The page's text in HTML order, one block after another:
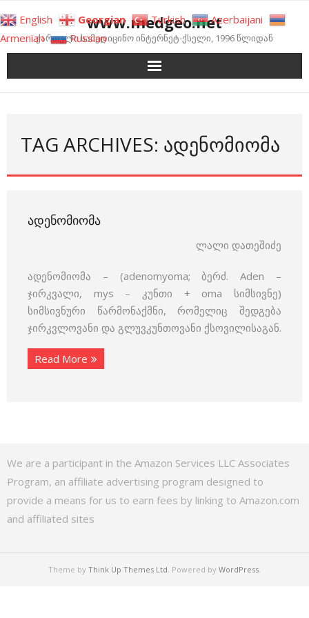
to
content
www.medgeo.net
ქართული სამედიცინო ინტერნეტ-ქსელი, 1996 წლიდან
TAG ARCHIVES: ᲐᲓᲔᲜᲝᲛᲘᲝᲛᲐ
ᲐᲓᲔᲜᲝᲛᲘᲝᲛᲐ
ლალი დათეშიძე
ადენომიომა – (adenomyoma; ბერძ. Aden –
ჯირკვალი, mys – კუნთი + oma სიმსივნე)
სიმსივნური წარმონაქმნი, რომელიც შედგება
ჯირკვლოვანი და გლუვკუნთოვანი ქსოვილისაგან.
Read More
We are a participant in the Amazon Services LLC Associates
Program, an affiliate advertising program designed to
provide a means for us to earn fees by linking to Amazon.com
and affiliated sites
Theme by Think Up Themes Ltd. Powered by WordPress.
English Georgian Turkish
Azerbaijani
Armenian
Russian